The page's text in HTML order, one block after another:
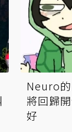
Neuro
將回歸
好